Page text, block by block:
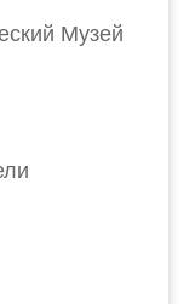
Музей